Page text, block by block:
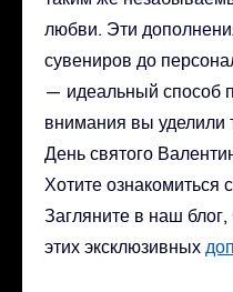
любви. Эти
сувениров до
— идеальный способ
внимания вы уделили
День святого
Хотите ознакомиться
Загляните в наш
этих эксклюзивных